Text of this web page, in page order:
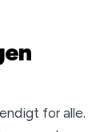
for alle.